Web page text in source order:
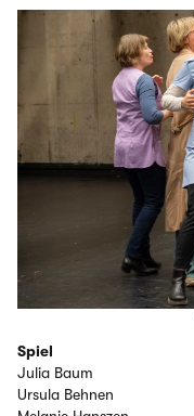
Spiel
Julia Baum
Ursula Behnen